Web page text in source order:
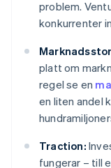
problem.
konkurrenter
platt om
regel se en
en liten andel
Traction:
fungerar – till